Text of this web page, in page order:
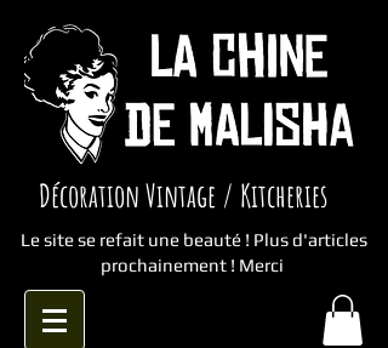
Décoration Vintage / Kitcheries
Le site se refait une beauté ! Plus d'articles
prochainement ! Merci